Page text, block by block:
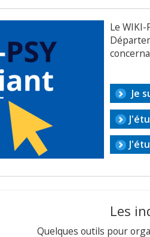
Le
Je
Les
Quelques outils pour